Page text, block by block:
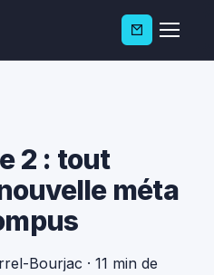
2 : tout
méta
Bourjac · 11 min de